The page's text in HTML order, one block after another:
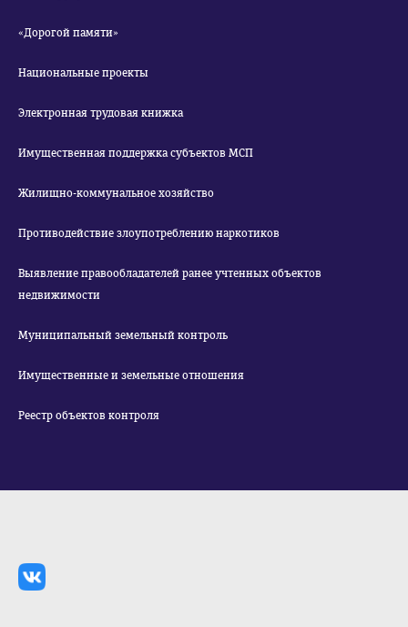
«Дорогой памяти»
Национальные проекты
Электронная трудовая книжка
Имущественная поддержка субъектов МСП
Жилищно-коммунальное хозяйство
Противодействие злоупотреблению наркотиков
Выявление правообладателей ранее учтенных объектов
недвижимости
Муниципальный земельный контроль
Имущественные и земельные отношения
Реестр объектов контроля